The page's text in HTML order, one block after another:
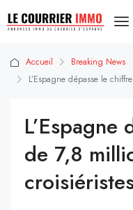
Accueil
Breaking News
L’Espagne dépasse le
de 7,8